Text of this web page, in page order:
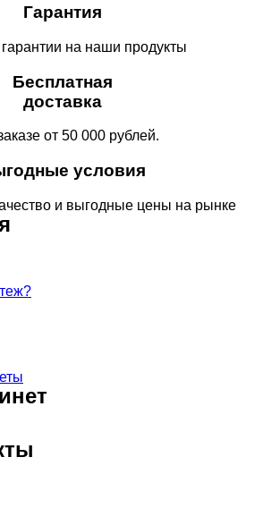
Гарантия
на наши продукты
Бесплатная
доставка
от 50 000 рублей.
условия
и выгодные цены на рынке